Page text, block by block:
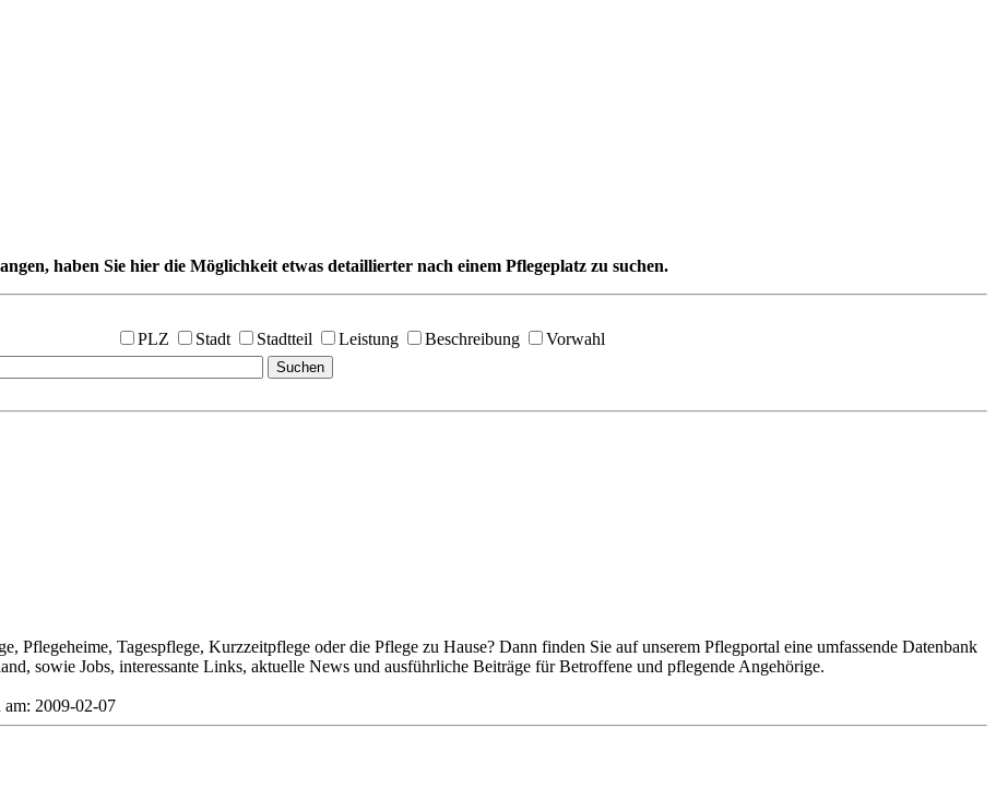
haben Sie hier die Möglichkeit etwas detaillierter nach einem Pflegeplatz zu suchen.
PLZ Stadt Stadtteil Leistung Beschreibung
Vorwahl
Pflegeheime, Tagespflege, Kurzzeitpflege oder die Pflege zu Hause? Dann finden Sie auf unserem Pflegportal eine umfassende Datenbank
sowie Jobs, interessante Links, aktuelle News und ausführliche Beiträge für Betroffene und pflegende Angehörige.
2009-02-07